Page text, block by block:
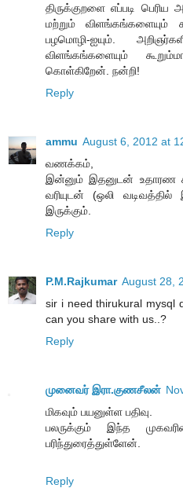
திருக்குறளை எப்படி
மற்றும் விளங்கங்களையும்
பழமொழி-ஐயும்.
விளங்கங்களையும்
கொள்கிறேன். நன்றி!
Reply
ammu August 6, 2012 at
வணக்கம்,
இன்னும் இதனுடன் உதாரண
வரியுடன் (ஒலி
இருக்கும்.
Reply
P.M.Rajkumar August 28,
sir i need thirukural mysql
can you share with us..?
Reply
முனைவர் இரா.குணசீலன்
மிகவும் பயனுள்ள பதிவு.
பலருக்கும் இந்த
பரிந்துரைத்துள்ளேன்.
Reply